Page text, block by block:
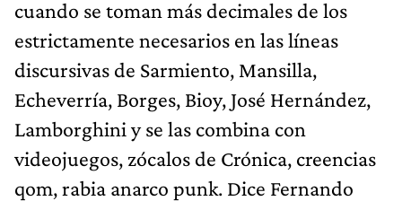
cuando se toman más decimales de los
estrictamente necesarios en las líneas
discursivas de Sarmiento, Mansilla,
Echeverría, Borges, Bioy, José Hernández,
Lamborghini y se las combina con
videojuegos, zócalos de Crónica, creencias
qom, rabia anarco punk. Dice Fernando